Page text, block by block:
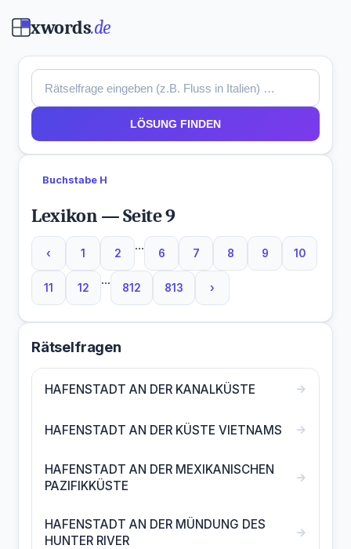
xwords.de
LÖSUNG FINDEN
Buchstabe H
Lexikon — Seite 9
‹ 1 2
...
6 7 8 9 10
11 12
...
812 813 ›
Rätselfragen
HAFENSTADT AN DER KANALKÜSTE →
HAFENSTADT AN DER KÜSTE VIETNAMS →
HAFENSTADT AN DER MEXIKANISCHEN
PAZIFIKKÜSTE
→
HAFENSTADT AN DER MÜNDUNG DES
HUNTER RIVER
→